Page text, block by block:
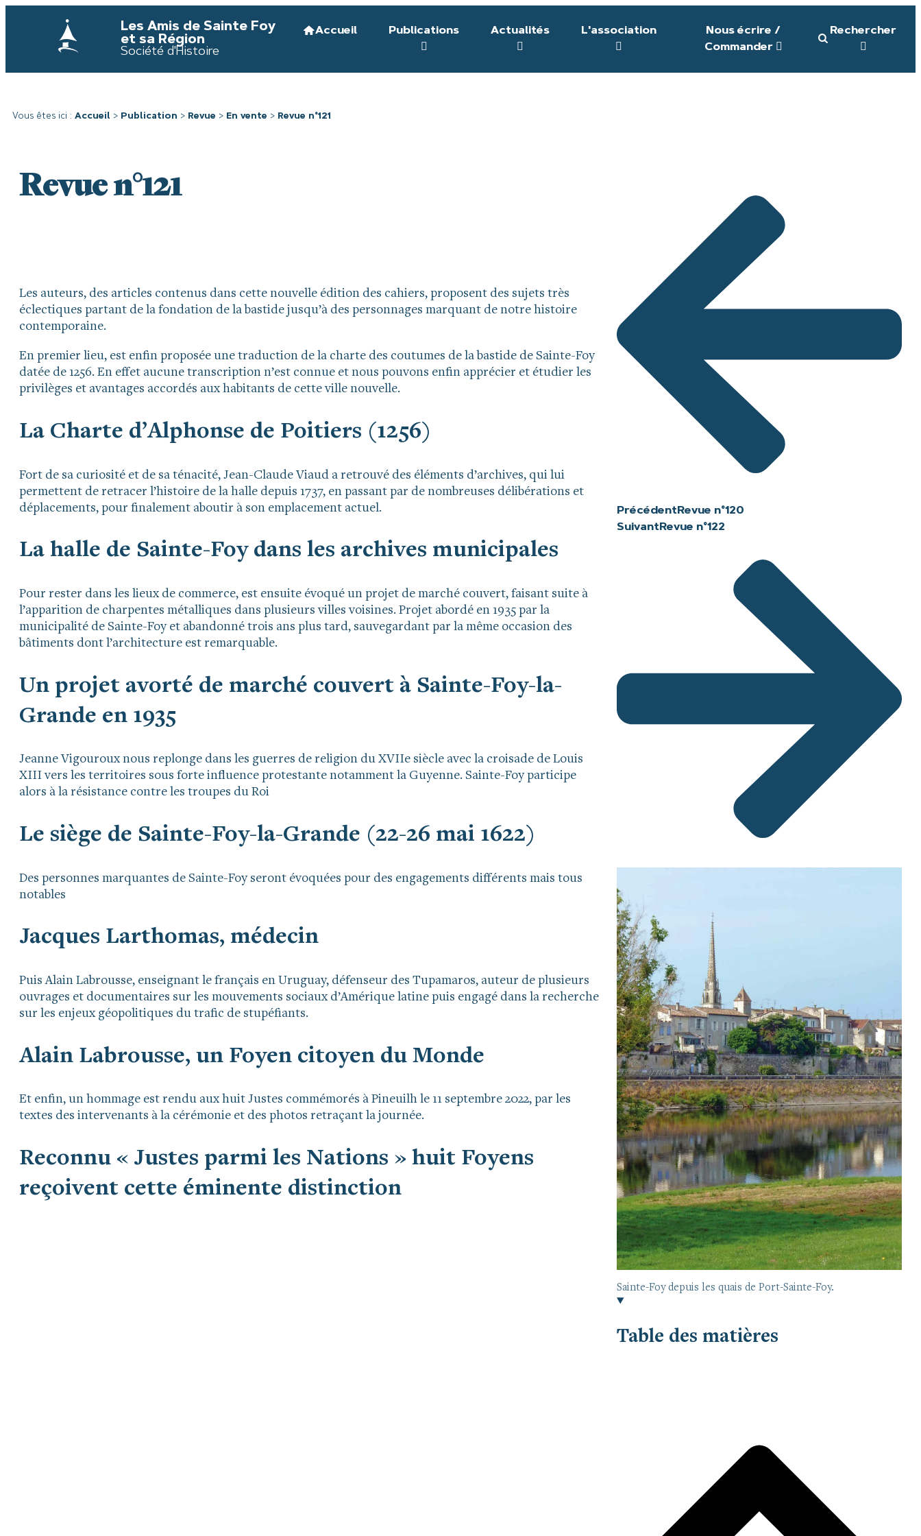
Les Amis de Sainte Foy
et sa Région
Société d'Histoire
Accueil Publications Actualités L'association
Nous écrire /
Commander
Rechercher
Vous êtes ici : Accueil > Publication > Revue > En vente > Revue n°121
Revue n°121
Les auteurs, des articles contenus dans cette nouvelle édition des cahiers, proposent des sujets très
éclectiques partant de la fondation de la bastide jusqu’à des personnages marquant de notre histoire
contemporaine.
En premier lieu, est enfin proposée une traduction de la charte des coutumes de la bastide de Sainte-Foy
datée de 1256. En effet aucune transcription n’est connue et nous pouvons enfin apprécier et étudier les
privilèges et avantages accordés aux habitants de cette ville nouvelle.
La Charte d’Alphonse de Poitiers (1256)
Fort de sa curiosité et de sa ténacité, Jean-Claude Viaud a retrouvé des éléments d’archives, qui lui
permettent de retracer l’histoire de la halle depuis 1737, en passant par de nombreuses délibérations et
déplacements, pour finalement aboutir à son emplacement actuel.
La halle de Sainte-Foy dans les archives municipales
Pour rester dans les lieux de commerce, est ensuite évoqué un projet de marché couvert, faisant suite à
l’apparition de charpentes métalliques dans plusieurs villes voisines. Projet abordé en 1935 par la
municipalité de Sainte-Foy et abandonné trois ans plus tard, sauvegardant par la même occasion des
bâtiments dont l’architecture est remarquable.
Un projet avorté de marché couvert à Sainte-Foy-la-
Grande en 1935
Jeanne Vigouroux nous replonge dans les guerres de religion du XVIIe siècle avec la croisade de Louis
XIII vers les territoires sous forte influence protestante notamment la Guyenne. Sainte-Foy participe
alors à la résistance contre les troupes du Roi
Le siège de Sainte-Foy-la-Grande (22-26 mai 1622)
Des personnes marquantes de Sainte-Foy seront évoquées pour des engagements différents mais tous
notables
Jacques Larthomas, médecin
Puis Alain Labrousse, enseignant le français en Uruguay, défenseur des Tupamaros, auteur de plusieurs
ouvrages et documentaires sur les mouvements sociaux d’Amérique latine puis engagé dans la recherche
sur les enjeux géopolitiques du trafic de stupéfiants.
Alain Labrousse, un Foyen citoyen du Monde
Et enfin, un hommage est rendu aux huit Justes commémorés à Pineuilh le 11 septembre 2022, par les
textes des intervenants à la cérémonie et des photos retraçant la journée.
Reconnu « Justes parmi les Nations » huit Foyens
reçoivent cette éminente distinction
PrécédentRevue n°120
SuivantRevue n°122
Sainte-Foy depuis les quais de Port-Sainte-Foy.
Table des matières